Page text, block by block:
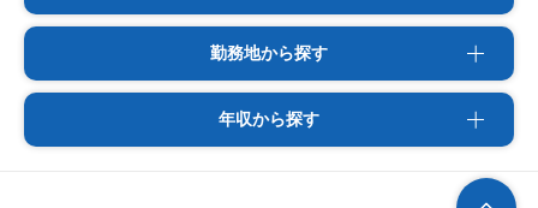
勤務地から探す
年収から探す